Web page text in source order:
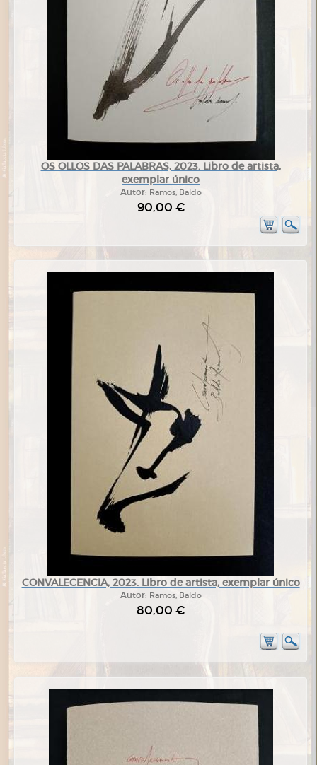
OS OLLOS DAS PALABRAS, 2023. Libro de artista,
exemplar único
Autor: Ramos, Baldo
90,00 €
CONVALECENCIA, 2023. Libro de artista, exemplar único
Autor: Ramos, Baldo
80,00 €